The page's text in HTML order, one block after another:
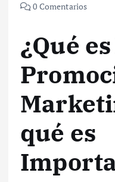
0 Comentarios
¿Qué
qué es